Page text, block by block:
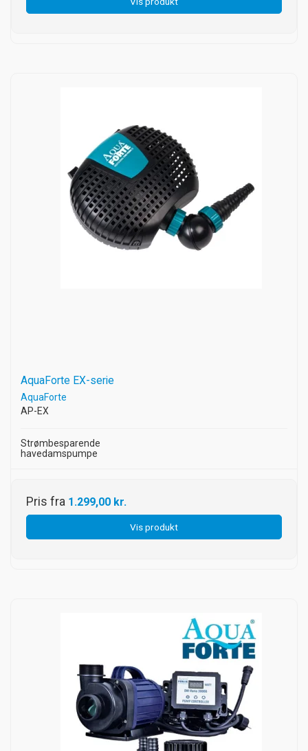
AquaForte EX-serie
AquaForte
AP-EX
Strømbesparende
havedamspumpe
Pris fra 1.299,00 kr.
Vis produkt